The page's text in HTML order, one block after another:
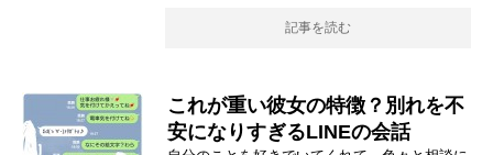
記事を読む
これが重い彼女の特徴？別れを不
安になりすぎるLINEの会話